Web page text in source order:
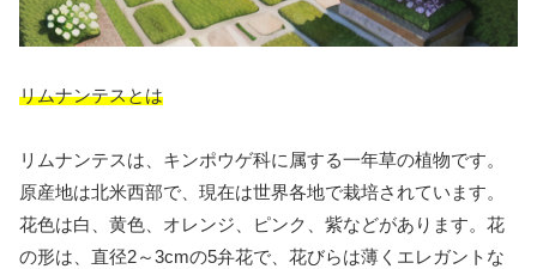
リムナンテスとは
リムナンテスは、キンポウゲ科に属する一年草の植物です。
原産地は北米西部で、現在は世界各地で栽培されています。
花色は白、黄色、オレンジ、ピンク、紫などがあります。花
の形は、直径2～3cmの5弁花で、花びらは薄くエレガントな